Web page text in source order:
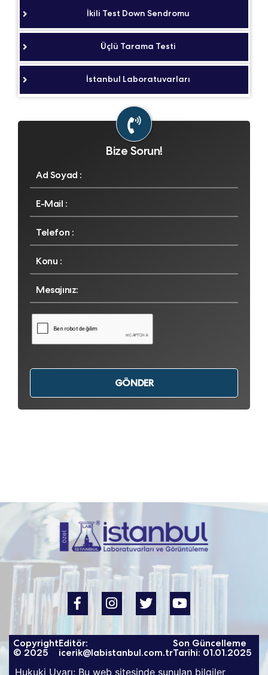
İkili Test Down Sendromu
Üçlü Tarama Testi
İstanbul Laboratuvarları
Bize Sorun!
Copyright
© 2025
Editör:
icerik@labistanbul.com.tr
Son Güncelleme
Tarihi: 01.01.2025
Hukuki Uyarı: Bu web sitesinde sunulan bilgiler